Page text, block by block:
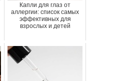
Капли для глаз от
аллергии: список самых
эффективных для
взрослых и детей